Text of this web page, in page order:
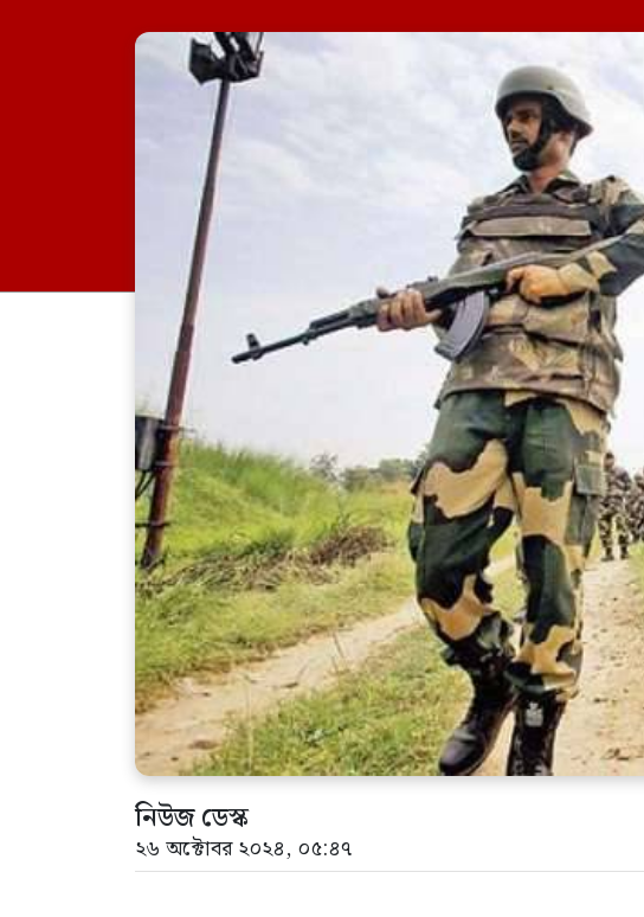
নিউজ ডেস্ক
২৬ অক্টোবর ২০২৪, ০৫:৪৭